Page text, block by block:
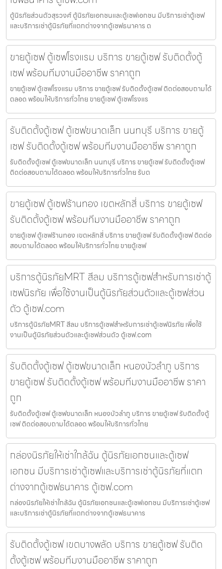
ตู้นิรภัยส่วนตัวสุรวงศ์ ตู้นิรภัยเอกชนและตู้เซฟเอกชน มีบริการเช่าตู้เซฟ
และบริการเช่าตู้นิรภัยที่แตกต่างจากตู้เซฟธนาคาร ต
ขายตู้เซฟ ตู้เซฟโรงแรม บริการ ขายตู้เซฟ รับติดตั้งตู้
เซฟ พร้อมทีมงานมืออาชีพ ราคาถูก
ขายตู้เซฟ ตู้เซฟโรงแรม บริการ ขายตู้เซฟ รับติดตั้งตู้เซฟ ติดต่อสอบถามได้
ตลอด พร้อมให้บริการทั่วไทย ขายตู้เซฟ ตู้เซฟโรงแร
รับติดตั้งตู้เซฟ ตู้เซฟขนาดเล็ก นนทบุรี บริการ ขายตู้
เซฟ รับติดตั้งตู้เซฟ พร้อมทีมงานมืออาชีพ ราคาถูก
รับติดตั้งตู้เซฟ ตู้เซฟขนาดเล็ก นนทบุรี บริการ ขายตู้เซฟ รับติดตั้งตู้เซฟ
ติดต่อสอบถามได้ตลอด พร้อมให้บริการทั่วไทย รับต
ขายตู้เซฟ ตู้เซฟร้านทอง เขตหลักสี่ บริการ ขายตู้เซฟ
รับติดตั้งตู้เซฟ พร้อมทีมงานมืออาชีพ ราคาถูก
ขายตู้เซฟ ตู้เซฟร้านทอง เขตหลักสี่ บริการ ขายตู้เซฟ รับติดตั้งตู้เซฟ ติดต่อ
สอบถามได้ตลอด พร้อมให้บริการทั่วไทย ขายตู้เซฟ
บริการตู้นิรภัยMRT สีลม บริการตู้เซฟสำหรับการเช่าตู้
เซฟนิรภัย เพื่อใช้งานเป็นตู้นิรภัยส่วนตัวและตู้เซฟส่วน
ตัว ตู้เซฟ.com
บริการตู้นิรภัยMRT สีลม บริการตู้เซฟสำหรับการเช่าตู้เซฟนิรภัย เพื่อใช้
งานเป็นตู้นิรภัยส่วนตัวและตู้เซฟส่วนตัว ตู้เซฟ.com
รับติดตั้งตู้เซฟ ตู้เซฟขนาดเล็ก หนองบัวลำภู บริการ
ขายตู้เซฟ รับติดตั้งตู้เซฟ พร้อมทีมงานมืออาชีพ ราคา
ถูก
รับติดตั้งตู้เซฟ ตู้เซฟขนาดเล็ก หนองบัวลำภู บริการ ขายตู้เซฟ รับติดตั้งตู้
เซฟ ติดต่อสอบถามได้ตลอด พร้อมให้บริการทั่วไทย
กล่องนิรภัยให้เช่าใกล้ฉัน ตู้นิรภัยเอกชนและตู้เซฟ
เอกชน มีบริการเช่าตู้เซฟและบริการเช่าตู้นิรภัยที่แตก
ต่างจากตู้เซฟธนาคาร ตู้เซฟ.com
กล่องนิรภัยให้เช่าใกล้ฉัน ตู้นิรภัยเอกชนและตู้เซฟเอกชน มีบริการเช่าตู้เซฟ
และบริการเช่าตู้นิรภัยที่แตกต่างจากตู้เซฟธนาคาร
รับติดตั้งตู้เซฟ เขตบางพลัด บริการ ขายตู้เซฟ รับติด
ตั้งตู้เซฟ พร้อมทีมงานมืออาชีพ ราคาถูก